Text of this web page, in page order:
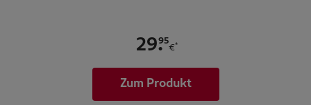
29.
95
€*
Zum Produkt